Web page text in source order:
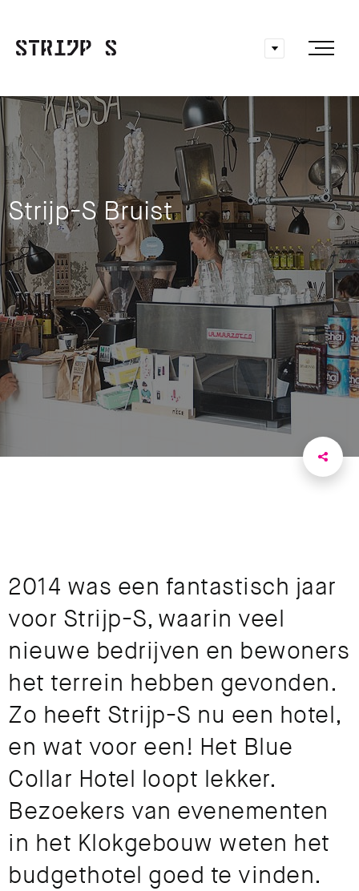
Strijp-S Bruist
2014 was een fantastisch jaar
voor Strijp-S, waarin veel
nieuwe bedrijven en bewoners
het terrein hebben gevonden.
Zo heeft Strijp-S nu een hotel,
en wat voor een! Het Blue
Collar Hotel loopt lekker.
Bezoekers van evenementen
in het Klokgebouw weten het
budgethotel goed te vinden.